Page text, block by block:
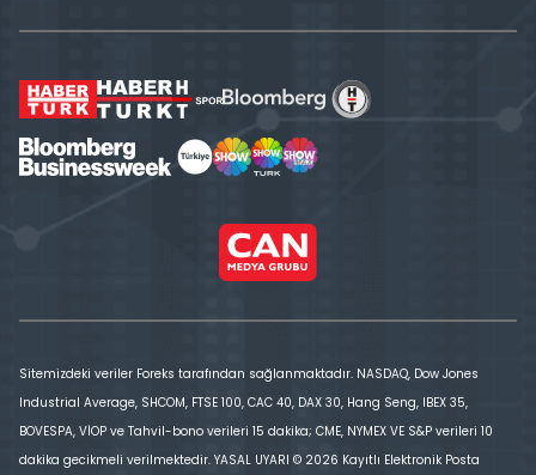
Sitemizdeki veriler Foreks tarafından sağlanmaktadır. NASDAQ, Dow Jones
Industrial Average, SHCOM, FTSE 100, CAC 40, DAX 30, Hang Seng, IBEX 35,
BOVESPA, VİOP ve Tahvil-bono verileri 15 dakika; CME, NYMEX VE S&P verileri 10
dakika gecikmeli verilmektedir. YASAL UYARI © 2026 Kayıtlı Elektronik Posta